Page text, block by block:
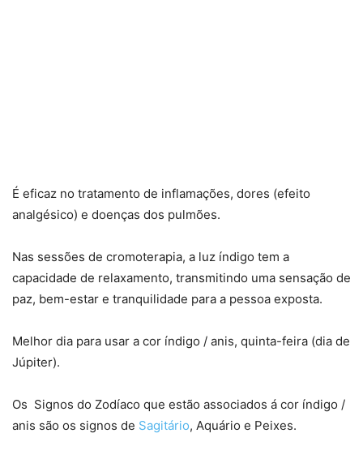
É eficaz no tratamento de inflamações, dores (efeito
analgésico) e doenças dos pulmões.
Nas sessões de cromoterapia, a luz índigo tem a
capacidade de relaxamento, transmitindo uma sensação de
paz, bem-estar e tranquilidade para a pessoa exposta.
Melhor dia para usar a cor índigo / anis, quinta-feira (dia de
Júpiter).
Os Signos do Zodíaco que estão associados á cor índigo /
anis são os signos de Sagitário, Aquário e Peixes.